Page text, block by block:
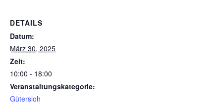
DETAILS
Datum:
März 30, 2025
Zeit:
10:00 - 18:00
Veranstaltungskategorie:
Gütersloh